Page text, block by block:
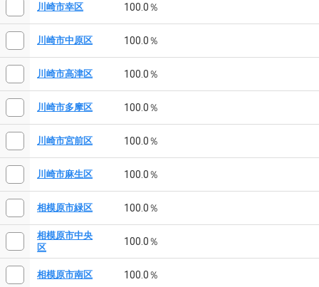
川崎市幸区 100.0％
川崎市中原区 100.0％
川崎市高津区 100.0％
川崎市多摩区 100.0％
川崎市宮前区 100.0％
川崎市麻生区 100.0％
相模原市緑区 100.0％
相模原市中央
区
100.0％
相模原市南区 100.0％